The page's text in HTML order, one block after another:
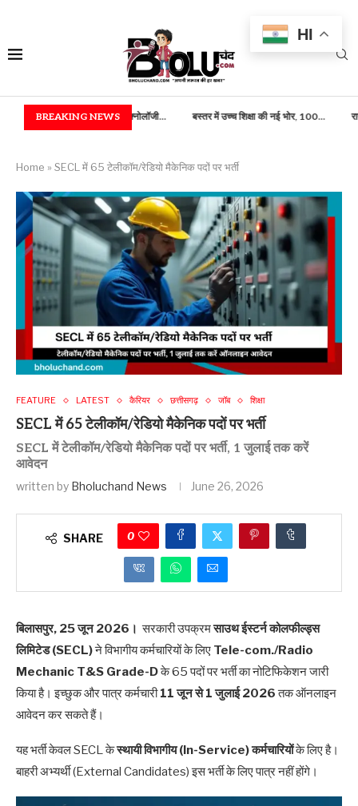
BREAKING NEWS
एवं फूड टेक्नोलॉजी... बस्तर में उच्च शिक्षा की नई भोर, 100... राष्ट्रपति भवन में बस्तर का
Home » SECL में 65 टेलीकॉम/रेडियो मैकेनिक पदों पर भर्ती
FEATURE LATEST कैरियर छत्तीसगढ़ जॉब शिक्षा
SECL में 65 टेलीकॉम/रेडियो मैकेनिक पदों पर भर्ती
SECL में टेलीकॉम/रेडियो मैकेनिक पदों पर भर्ती, 1 जुलाई तक करें
आवेदन
written by Bholuchand News June 26, 2026
SHARE 0
बिलासपुर, 25 जून 2026। सरकारी उपक्रमसाउथ ईस्टर्न कोलफील्ड्स
लिमिटेड (SECL)ने विभागीय कर्मचारियों के लिए Tele-com./Radio
Mechanic T&S Grade-Dके 65 पदों पर भर्ती का नोटिफिकेशन जारी
किया है। इच्छुक और पात्र कर्मचारी11 जून से 1 जुलाई 2026तक ऑनलाइन
आवेदन कर सकते हैं।
यह भर्ती केवल SECL केस्थायी विभागीय (In-Service) कर्मचारियोंके लिए है।
बाहरी अभ्यर्थी (External Candidates) इस भर्ती के लिए पात्र नहीं होंगे।
HI